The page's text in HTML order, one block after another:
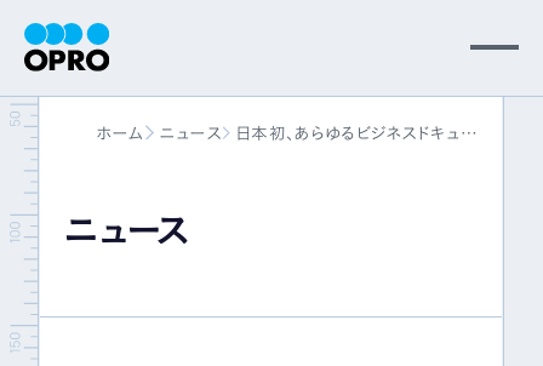
会社情報
事業内容
ニュース
ホーム ニュース
日本初、あらゆるビジネスドキュメ
ニュース